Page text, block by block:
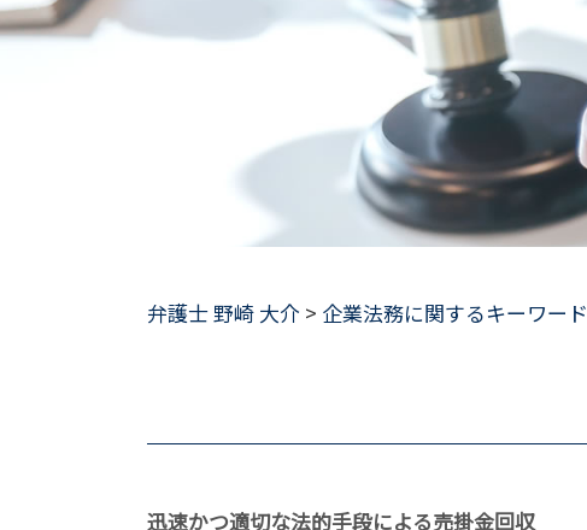
弁護士 野崎 大介 > 企業法務に関するキーワード
迅速かつ適切な法的手段による売掛金回収